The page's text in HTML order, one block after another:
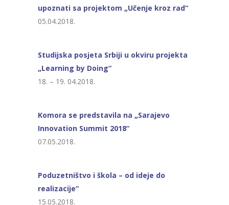
upoznati sa projektom „Učenje kroz rad“
05.04.2018.
Studijska posjeta Srbiji u okviru projekta
„Learning by Doing“
18. – 19. 04.2018.
Komora se predstavila na „Sarajevo
Innovation Summit 2018“
07.05.2018.
Poduzetništvo i škola – od ideje do
realizacije“
15.05.2018.